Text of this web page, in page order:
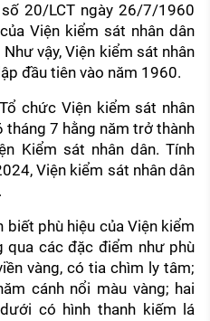
20/LCT ngày 26/7/1960
Viện kiểm sát nhân dân
vậy, Viện kiểm sát nhân
đầu tiên vào năm 1960.
chức Viện kiểm sát nhân
tháng 7 hằng năm trở thành
Kiểm sát nhân dân. Tính
Viện kiểm sát nhân dân
biết phù hiệu của Viện kiểm
qua các đặc điểm như phù
vàng, có tia chìm ly tâm;
cánh nổi màu vàng; hai
có hình thanh kiếm lá